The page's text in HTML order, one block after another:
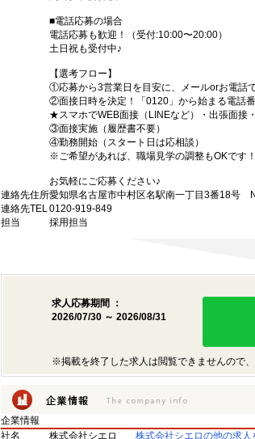
■電話応募の場合
電話応募も歓迎！（受付:10:00〜20:00）
土日祝も受付中♪
【選考フロー】
①応募から3営業日を目安に、メールorお電話
②面接日時を決定！「0120」から始まる電話
★スマホでWEB面接（LINEなど）・出張面接
③面接実施（履歴書不要）
④勤務開始（スタート日は応相談）
※ご希望があれば、職場見学の調整もOKです！
お気軽にご応募ください♪
連絡先住所愛知県名古屋市中村区名駅南一丁目3番18号
連絡先TEL0120-919-849
担当
採用担当
求人応募期間 ：
2026/07/30 ～ 2026/08/31
※掲載を終了した求人は閲覧できませんので
企業情報
社名
株式会社シエロ 株式会社シエロの他の求人